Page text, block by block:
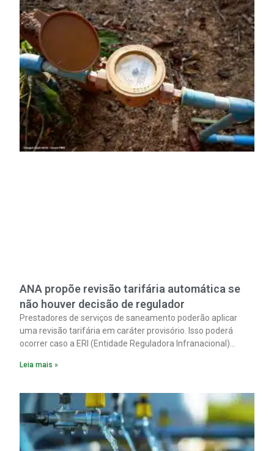
ANA propõe revisão tarifária automática se
não houver decisão de regulador
Prestadores de serviços de saneamento poderão aplicar
uma revisão tarifária em caráter provisório. Isso poderá
ocorrer caso a ERI (Entidade Reguladora Infranacional)
de reequilíbrio econômico-financeiro decorrente de
Leia mais »